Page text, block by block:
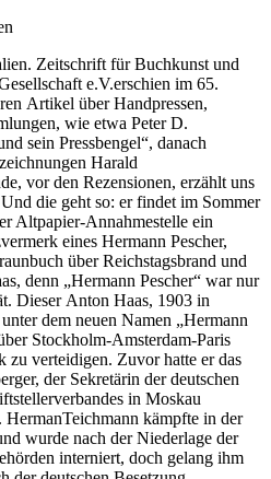
Zeitschrift für Buchkunst und
e.V.erschien im 65.
Artikel über Handpressen,
wie etwa Peter D.
sein Pressbengel“, danach
Harald
vor den Rezensionen, erzählt uns
die geht so: er findet im Sommer
Altpapier-Annahmestelle ein
eines Hermann Pescher,
über Reichstagsbrand und
denn „Hermann Pescher“ war nur
Dieser Anton Haas, 1903 in
dem neuen Namen „Hermann
Stockholm-Amsterdam-Paris
zu verteidigen. Zuvor hatte er das
der Sekretärin der deutschen
in Moskau
kämpfte in der
wurde nach der Niederlage der
interniert, doch gelang ihm